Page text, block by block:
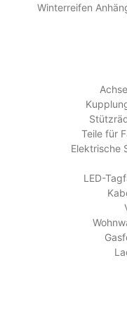
Winterreifen
Teile für
Elektrische
LED-